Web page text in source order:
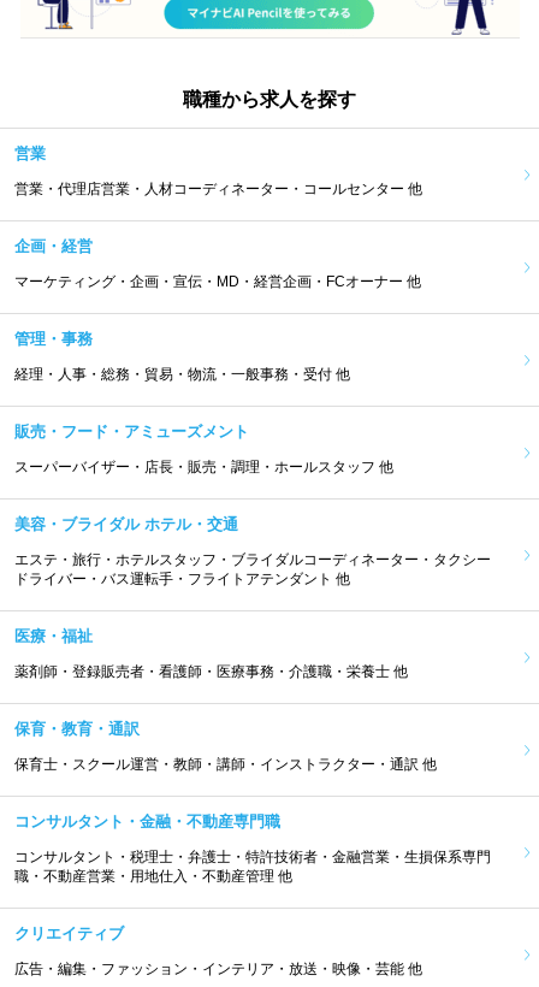
職種から求人を探す
営業
営業・代理店営業・人材コーディネーター・コールセンター 他
企画・経営
マーケティング・企画・宣伝・MD・経営企画・FCオーナー 他
管理・事務
経理・人事・総務・貿易・物流・一般事務・受付 他
販売・フード・アミューズメント
スーパーバイザー・店長・販売・調理・ホールスタッフ 他
美容・ブライダル ホテル・交通
エステ・旅行・ホテルスタッフ・ブライダルコーディネーター・タクシー
ドライバー・バス運転手・フライトアテンダント 他
医療・福祉
薬剤師・登録販売者・看護師・医療事務・介護職・栄養士 他
保育・教育・通訳
保育士・スクール運営・教師・講師・インストラクター・通訳 他
コンサルタント・金融・不動産専門職
コンサルタント・税理士・弁護士・特許技術者・金融営業・生損保系専門
職・不動産営業・用地仕入・不動産管理 他
クリエイティブ
広告・編集・ファッション・インテリア・放送・映像・芸能 他